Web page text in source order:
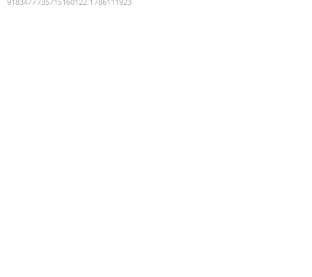
9183477735715160122:1786111923